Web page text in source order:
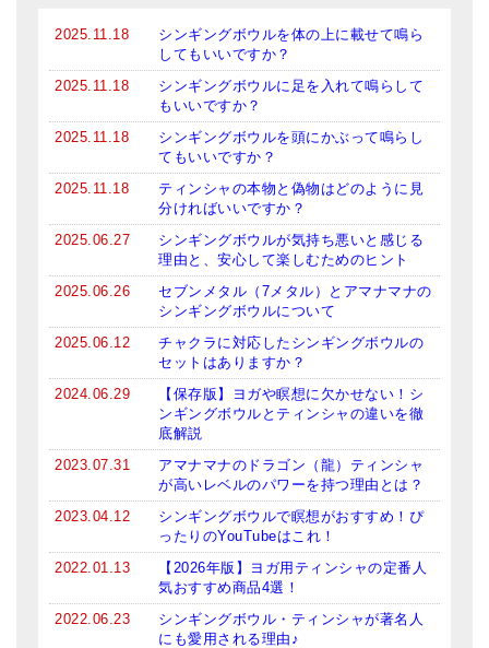
2025.11.18
シンギングボウルを体の上に載せて鳴ら
してもいいですか？
2025.11.18
シンギングボウルに足を入れて鳴らして
もいいですか？
2025.11.18
シンギングボウルを頭にかぶって鳴らし
てもいいですか？
2025.11.18
ティンシャの本物と偽物はどのように見
分ければいいですか？
2025.06.27
シンギングボウルが気持ち悪いと感じる
理由と、安心して楽しむためのヒント
2025.06.26
セブンメタル（7メタル）とアマナマナの
シンギングボウルについて
2025.06.12
チャクラに対応したシンギングボウルの
セットはありますか？
2024.06.29
【保存版】ヨガや瞑想に欠かせない！シ
ンギングボウルとティンシャの違いを徹
底解説
2023.07.31
アマナマナのドラゴン（龍）ティンシャ
が高いレベルのパワーを持つ理由とは？
2023.04.12
シンギングボウルで瞑想がおすすめ！ぴ
ったりのYouTubeはこれ！
2022.01.13
【2026年版】ヨガ用ティンシャの定番人
気おすすめ商品4選！
2022.06.23
シンギングボウル・ティンシャが著名人
にも愛用される理由♪